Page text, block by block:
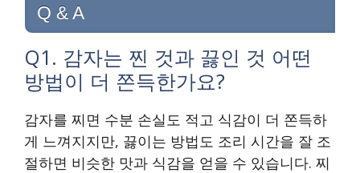
Q & A
Q1. 감자는 찐 것과 끓인 것 어떤
방법이 더 쫀득한가요?
감자를 찌면 수분 손실도 적고 식감이 더 쫀득하
게 느껴지지만, 끓이는 방법도 조리 시간을 잘 조
절하면 비슷한 맛과 식감을 얻을 수 있습니다. 찌